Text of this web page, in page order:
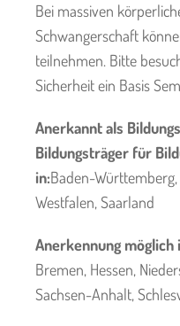
Bei massiven
Schwangerschaft
teilnehmen. Bitte
Sicherheit ein Basis
Anerkannt als
Bildungsträger für
in:Baden-
Westfalen, Saarland
Anerkennung möglich
Bremen, Hessen,
Sachsen-Anhalt,